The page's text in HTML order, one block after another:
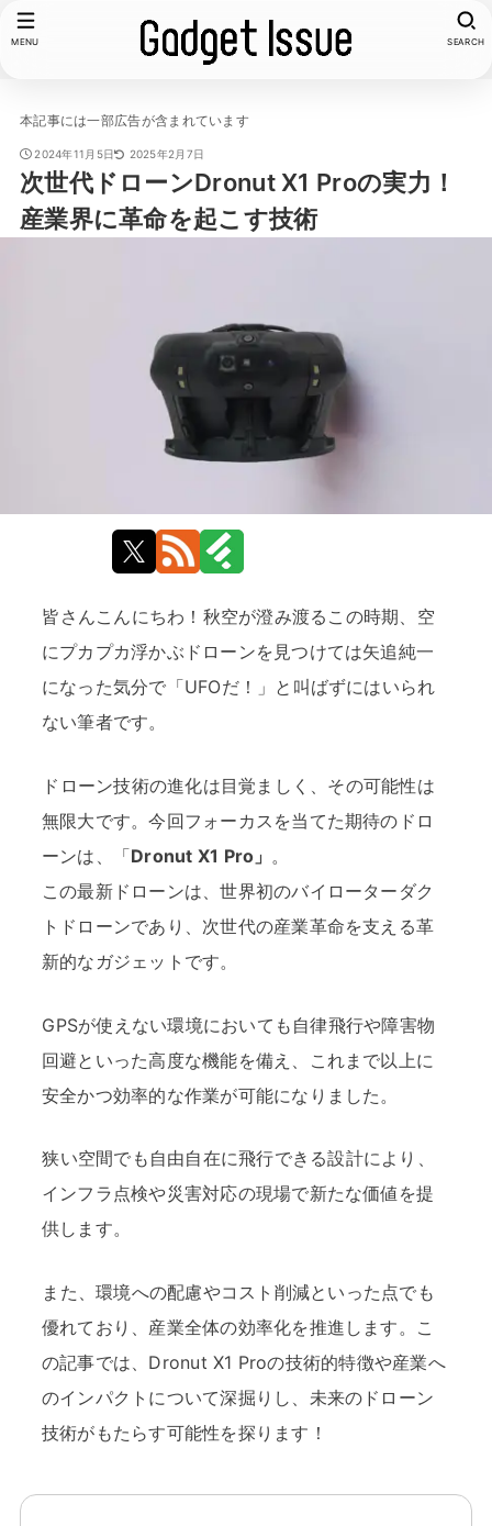
SEARCH
MENU
本記事には一部広告が含まれています
2024年11月5日 2025年2月7日
次世代ドローンDronut X1 Proの実力！
産業界に革命を起こす技術
皆さんこんにちわ！秋空が澄み渡るこの時期、空
にプカプカ浮かぶドローンを見つけては矢追純一
になった気分で「UFOだ！」と叫ばずにはいられ
ない筆者です。
ドローン技術の進化は目覚ましく、その可能性は
無限大です。今回フォーカスを当てた期待のドロ
ーンは、「Dronut X1 Pro」 。
この最新ドローンは、世界初のバイローターダク
トドローンであり、次世代の産業革命を支える革
新的なガジェットです。
GPSが使えない環境においても自律飛行や障害物
回避といった高度な機能を備え、これまで以上に
安全かつ効率的な作業が可能になりました。
狭い空間でも自由自在に飛行できる設計により、
インフラ点検や災害対応の現場で新たな価値を提
供します。
また、環境への配慮やコスト削減といった点でも
優れており、産業全体の効率化を推進します。こ
の記事では、Dronut X1 Proの技術的特徴や産業へ
のインパクトについて深掘りし、未来のドローン
技術がもたらす可能性を探ります！